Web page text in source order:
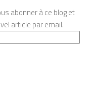
abonner à ce blog et
article par email.